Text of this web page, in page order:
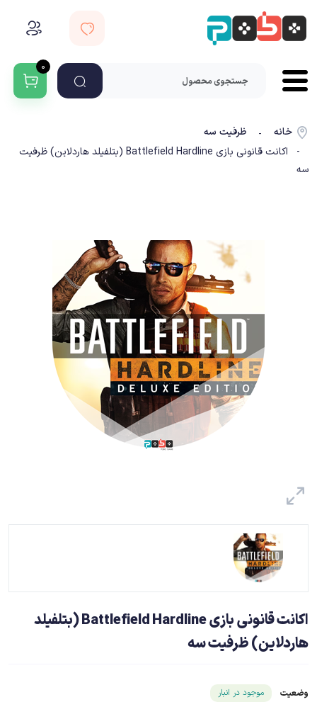
۰
خانه -
ظرفیت سه
- اکانت قانونی بازی Battlefield Hardline (بتلفیلد هاردلاین) ظرفیت
سه
اکانت قانونی بازی Battlefield Hardline (بتلفیلد
هاردلاین) ظرفیت سه
وضعیت موجود در انبارشناسه محصول ۱۹۱۵۵